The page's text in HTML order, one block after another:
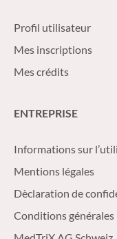
Profil utilisateur
Mes inscriptions
Mes crédits
ENTREPRISE
Informations sur
Mentions légales
Dèclaration de
Conditions générales